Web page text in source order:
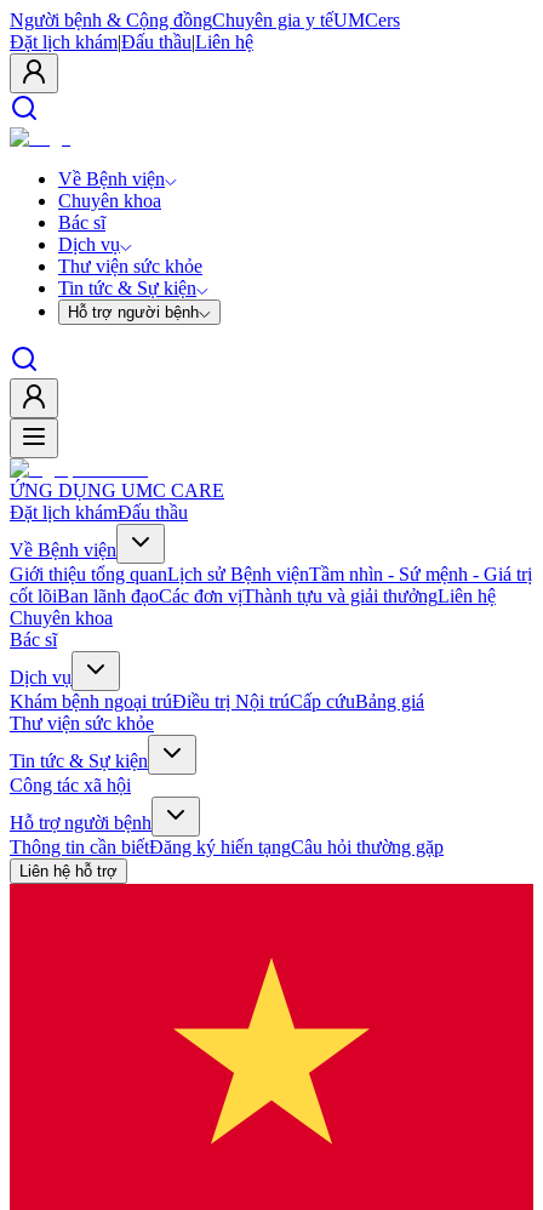
Người bệnh & Cộng đồngChuyên gia y tếUMCers
Đặt lịch khám|Đấu thầu|Liên hệ
Về Bệnh viện
Chuyên khoa
Bác sĩ
Dịch vụ
Thư viện sức khỏe
Tin tức & Sự kiện
Hỗ trợ người bệnh
ỨNG DỤNG UMC CARE
Đặt lịch khámĐấu thầu
Về Bệnh viện
Giới thiệu tổng quanLịch sử Bệnh việnTầm nhìn - Sứ mệnh - Giá trị
cốt lõiBan lãnh đạoCác đơn vịThành tựu và giải thưởngLiên hệ
Chuyên khoa
Bác sĩ
Dịch vụ
Khám bệnh ngoại trúĐiều trị Nội trúCấp cứuBảng giá
Thư viện sức khỏe
Tin tức & Sự kiện
Công tác xã hội
Hỗ trợ người bệnh
Thông tin cần biếtĐăng ký hiến tạngCâu hỏi thường gặp
Liên hệ hỗ trợ